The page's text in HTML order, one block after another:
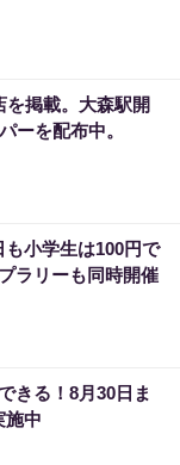
を掲載。大森駅開
ーを配布中。
も小学生は100円で
ラリーも同時開催
きる！8月30日ま
施中